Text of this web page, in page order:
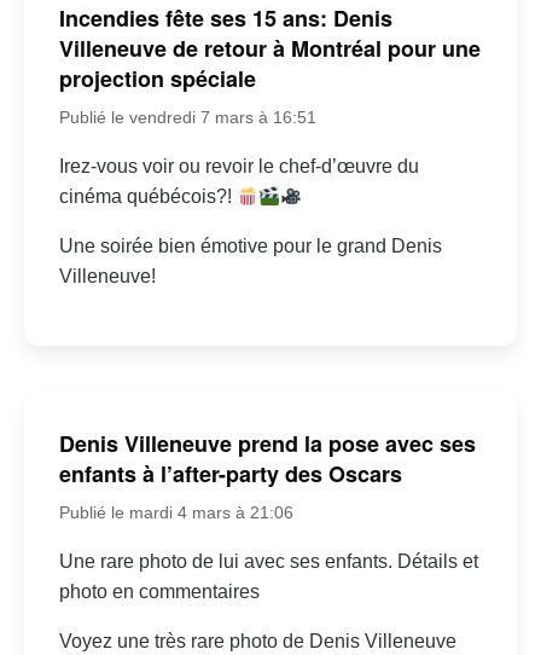
Incendies fête ses 15 ans: Denis
Villeneuve de retour à Montréal pour une
projection spéciale
Publié le vendredi 7 mars à 16:51
Irez-vous voir ou revoir le chef-d’œuvre du
cinéma québécois?!
Une soirée bien émotive pour le grand Denis
Villeneuve!
Denis Villeneuve prend la pose avec ses
enfants à l’after-party des Oscars
Publié le mardi 4 mars à 21:06
Une rare photo de lui avec ses enfants. Détails et
photo en commentaires
Voyez une très rare photo de Denis Villeneuve